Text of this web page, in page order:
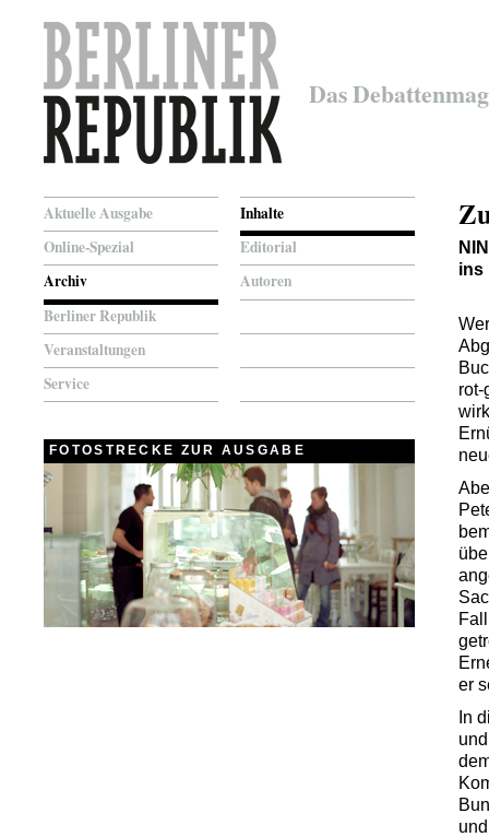
Das
Aktuelle Ausgabe
Online-Spezial
Archiv
Berliner Republik
Veranstaltungen
Service
Inhalte
Editorial
Autoren
FOTOSTRECKE ZUR AUSGABE
ins
rot-
er
In